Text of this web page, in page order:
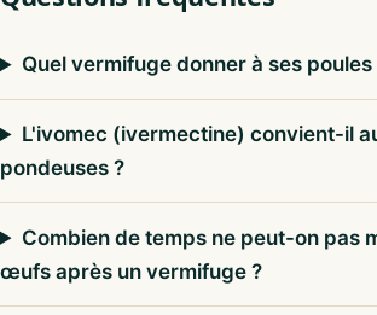
Quel vermifuge donner à ses poules
L'ivomec (ivermectine) convient-il
pondeuses ?
Combien de temps ne peut-on pas
œufs après un vermifuge ?